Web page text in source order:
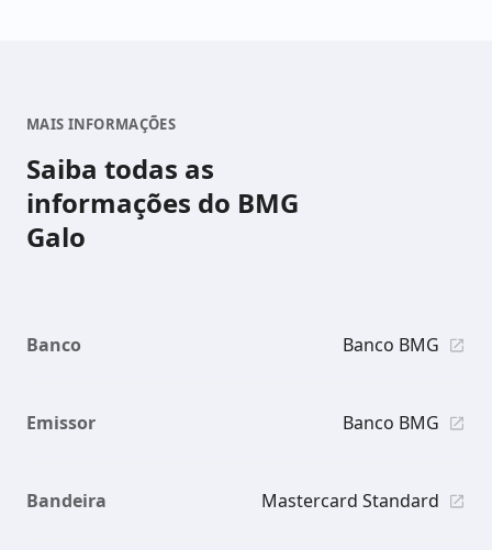
MAIS INFORMAÇÕES
Saiba todas as
informações do BMG
Galo
Banco Banco BMG
Emissor Banco BMG
Bandeira Mastercard Standard